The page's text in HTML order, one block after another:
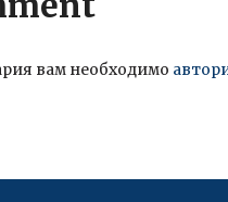
вам необходимо